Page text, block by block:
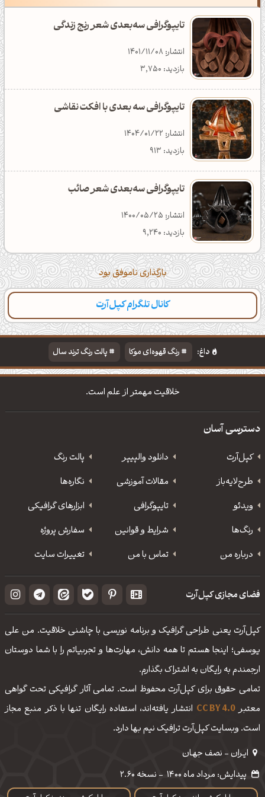
رنگ سبز ماچا با کد 81B061
انتشار: 1404/06/01
بازدید: 7,483
نت ملی یا نت طبقاتی؟
انتشار: 1404/12/23
دسته‌بندی: تکنولوژی
والپیپرهای جذاب بازی GTA 6
انتشار: 1405/03/04
دانلود: 362
تایپوگرافی سه‌بعدی شعر رنج زندگی
انتشار: 1401/11/08
بازدید: 3,750
تایپوگرافی سه بعدی با افکت نقاشی
انتشار: 1404/01/22
بازدید: 913
تایپوگرافی سه‌بعدی شعر صائب
انتشار: 1400/05/25
بازدید: 9,240
بارگذاری ناموفق بود
کانال تلگرام کپل‌آرت
دسته‌بندی مطالب تازه تایپوگرافی پالت‌ها
داغ: رنگ قهوه‌ای موکا
پالت رنگ ترند سال
دانلود والپیپر مذهبی
تایپوگرافی شعر مولانا
خلاقیت مهمتر از علم است.
دسترسی آسان
کپل‌آرت دانلود‌ والپیپر
پالت رنگ
طرح‌لایه‌باز
مقالات آموزشی
نگاره‌ها
ویدئو
‌تایپوگرافی
ابزارهای گرافیکی
رنگ‌ها
شرایط و قوانین
سفارش پروژه
درباره من
تماس با من تغییرات سایت
فضای مجازی کپل‌آرت
کپل‌آرت یعنی طراحی گرافیک و برنامه نویسی با چاشنی خلاقیت. من علی
یوسفی؛ اینجا هستم تا همه دانش، مهارت‌‌ها و تجربیاتم را با شما دوستان
ارجمندم به رایگان به اشتراک بگذارم.
تمامی حقوق برای کپل‌آرت محفوظ است. تمامی آثار گرافیکی تحت گواهی
معتبرCC BY 4.0 انتشار یافته‌اند، استفاده رایگان تنها با ذکر منبع مجاز
است. وبسایت کپل‌آرت ترافیک نیم بها دارد.
ایـران - نصف جهـان
پیدایش: مرداد ماه 1400 - نسخه 2.60